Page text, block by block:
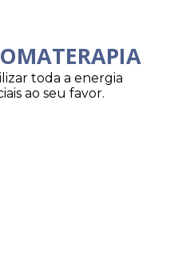
toda a energia
ao seu favor.